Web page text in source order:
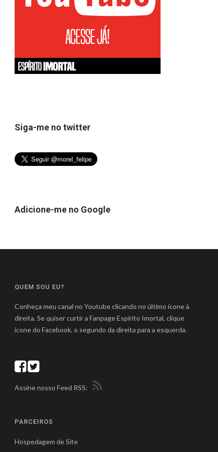
Siga-me no twitter
Adicione-me no Google
QUEM SOU EU?
Conheça meu canal no Youtube clicando no último ícone à
direita. Se quiser curtir a Fanpage Espírito Imortal, clique
ícone do Facebook, o segundo da direita para a esquerda.
Assine nosso Feed RSS:
PARCEIROS
Hospedagem de Site